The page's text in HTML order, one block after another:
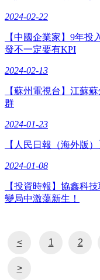
2024-02-22
【中國企業家】9年
發不一定要有KPI
2024-02-13
【蘇州電視台】江蘇
群
2024-01-23
【人民日報（海外版
2024-01-08
【投資時報】協鑫科
變局中激蕩新生！
< 1 2
>